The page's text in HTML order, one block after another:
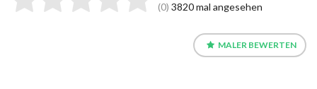
0 3820 mal angesehen
MALER BEWERTEN